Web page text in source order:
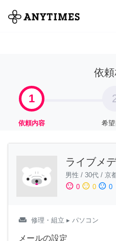
全て
依
1
依頼内容 希
ライブメ
男性 / 30代 / 京
sentiment_satisfied 0 sentiment_neutral 0 sentiment_dissatisfied 0
weekend 修理・組立 ▸ パソコン
メールの設定